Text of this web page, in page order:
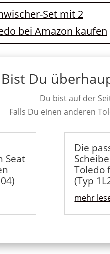
Set mit 2
bei Amazon kaufen
Bist Du
Du bist auf der
Falls Du einen anderen
Seat
Die
Toledo
(Typ
mehr